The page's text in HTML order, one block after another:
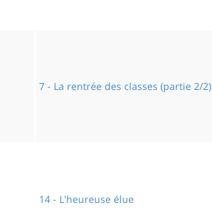
7 - La rentrée des classes (partie 2/2)
14 - L'heureuse élue